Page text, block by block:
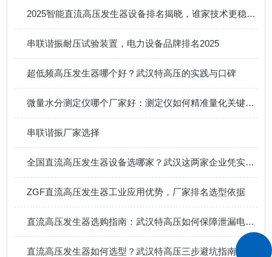
2025智能直流高压发生器设备排名揭晓，谁家技术更稳、服务更近？
串联谐振耐压试验装置，电力设备品牌排名2025
超低频高压发生器哪个好？武汉特高压的实践与口碑
微量水分测定仪哪个厂家好：测定仪如何精准量化关键介质中的水分含量
串联谐振厂家选择
全国直流高压发生器设备选哪家？武汉这两家企业凭实力出圈！
ZGF直流高压发生器工业应用优势，厂家排名选型依据
直流高压发生器选购指南：武汉特高压如何保障泄漏电流测试精度
直流高压发生器如何选型？武汉特高压三步避坑指南